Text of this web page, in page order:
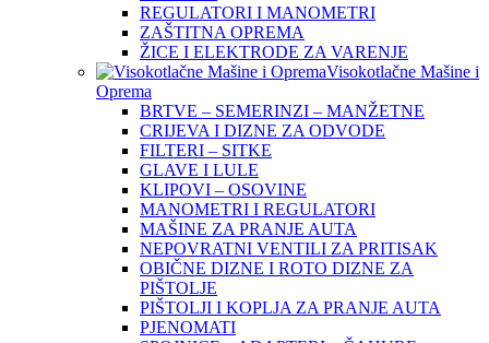
REGULATORI I MANOMETRI
ZAŠTITNA OPREMA
ŽICE I ELEKTRODE ZA VARENJE
Visokotlačne Mašine i
Oprema
BRTVE – SEMERINZI – MANŽETNE
CRIJEVA I DIZNE ZA ODVODE
FILTERI – SITKE
GLAVE I LULE
KLIPOVI – OSOVINE
MANOMETRI I REGULATORI
MAŠINE ZA PRANJE AUTA
NEPOVRATNI VENTILI ZA PRITISAK
OBIČNE DIZNE I ROTO DIZNE ZA
PIŠTOLJE
PIŠTOLJI I KOPLJA ZA PRANJE AUTA
PJENOMATI